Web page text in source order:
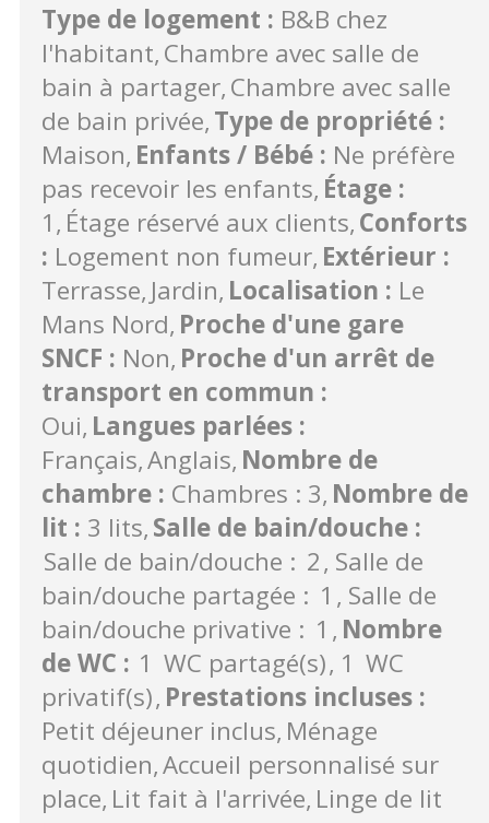
Type de logement : B&B chez
l'habitant Chambre avec salle de
bain à partager Chambre avec salle
de bain privée Type de propriété :
Maison Enfants / Bébé : Ne préfère
pas recevoir les enfants Étage :
1 Étage réservé aux clients Conforts
: Logement non fumeur Extérieur :
Terrasse Jardin Localisation : Le
Mans Nord Proche d'une gare
SNCF : Non Proche d'un arrêt de
transport en commun :
Oui Langues parlées :
Français Anglais Nombre de
chambre : Chambres : 3 Nombre de
lit : 3 lits Salle de bain/douche :
Salle de bain/douche : 2 Salle de
bain/douche partagée : 1
Salle de
bain/douche privative : 1 Nombre
de WC : 1 WC partagé(s) 1 WC
privatif(s) Prestations incluses :
Petit déjeuner inclus Ménage
quotidien Accueil personnalisé sur
place Lit fait à l'arrivée Linge de lit